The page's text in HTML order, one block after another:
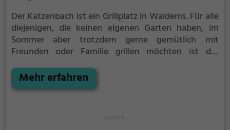
Der Katzenbach ist ein Grillplatz in Waldems.Für alle
diejenigen, die keinen eigenen Garten haben, im
Sommer aber trotzdem gerne gemütlich mit
Freunden oder Familie grillen möchten ist der
Mehr erfahren